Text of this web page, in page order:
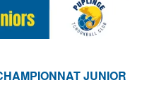
JUNIOR